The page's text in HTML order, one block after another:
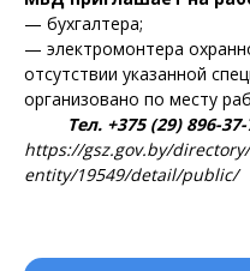
— бухгалтера;
— электромонтера
отсутствии указанной
организовано по месту
Тел. +375 (29) 896-37-
https://gsz.gov.by/
entity/19549/detail/public/